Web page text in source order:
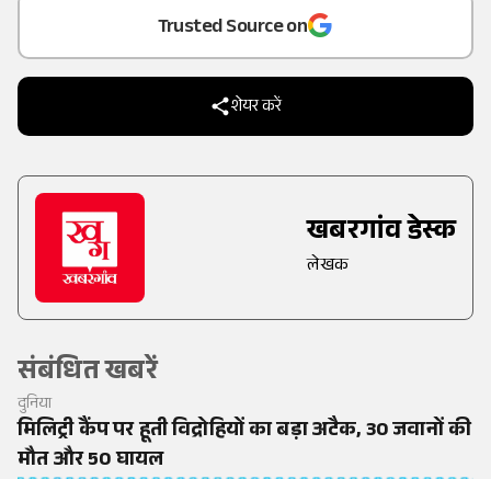
Trusted Source on
शेयर करें
खबरगांव डेस्क
लेखक
संबंधित खबरें
दुनिया
मिलिट्री कैंप पर हूती विद्रोहियों का बड़ा अटैक, 30 जवानों की
मौत और 50 घायल